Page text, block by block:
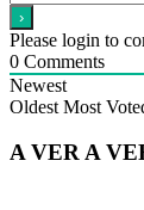
Please login to
0 Comments
Newest
Oldest Most
A VER A